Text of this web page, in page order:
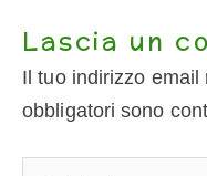
Lascia un
Il tuo indirizzo email
obbligatori sono